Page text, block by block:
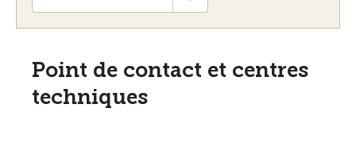
Point de contact et centres
techniques